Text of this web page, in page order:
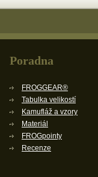
Poradna
FROGGEAR®
Tabulka velikostí
Kamufláž a vzory
Materiál
FROGpointy
Recenze